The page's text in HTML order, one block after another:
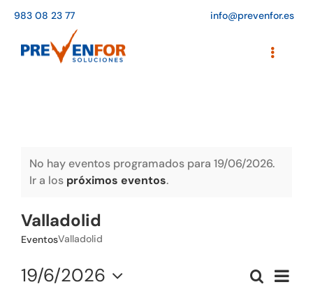
contenido
983 08 23 77 info@prevenfor.es
Toggle
Agenda de cursos
Adaptación a la LOPD
No hay eventos programados para 19/06/2026.
Ir a los próximos eventos.
Valladolid
EventosValladolid
Buscar
Día
19/6/2026